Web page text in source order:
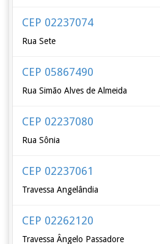
CEP 02237074
Rua Sete
CEP 05867490
Rua Simão Alves de Almeida
CEP 02237080
Rua Sônia
CEP 02237061
Travessa Angelândia
CEP 02262120
Travessa Ângelo Passadore